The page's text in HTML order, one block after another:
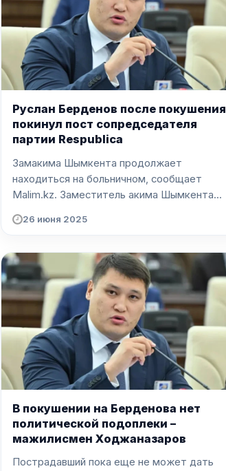
Руслан Берденов после покушения
покинул пост сопредседателя
партии Respublica
Замакима Шымкента продолжает
находиться на больничном, сообщает
Malim.kz. Заместитель акима Шымкента...
26 июня 2025
В покушении на Берденова нет
политической подоплеки –
мажилисмен Ходжаназаров
Пострадавший пока еще не может дать